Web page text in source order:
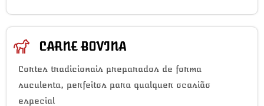
CARNE BOVINA
Cortes tradicionais preparados de forma
suculenta, perfeitos para qualquer ocasião
especial